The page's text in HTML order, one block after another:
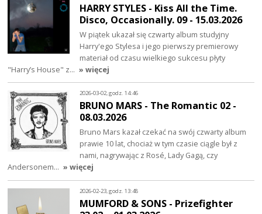
HARRY STYLES - Kiss All the Time.
Disco, Occasionally. 09 - 15.03.2026
W piątek ukazał się czwarty album studyjny
Harry'ego Stylesa i jego pierwszy premierowy
materiał od czasu wielkiego sukcesu płyty
"Harry’s House" z… » więcej
2026-03-02, godz. 14:46
BRUNO MARS - The Romantic 02 -
08.03.2026
Bruno Mars kazał czekać na swój czwarty album
prawie 10 lat, chociaż w tym czasie ciągle był z
nami, nagrywając z Rosé, Lady Gagą, czy
Andersonem… » więcej
2026-02-23, godz. 13:48
MUMFORD & SONS - Prizefighter